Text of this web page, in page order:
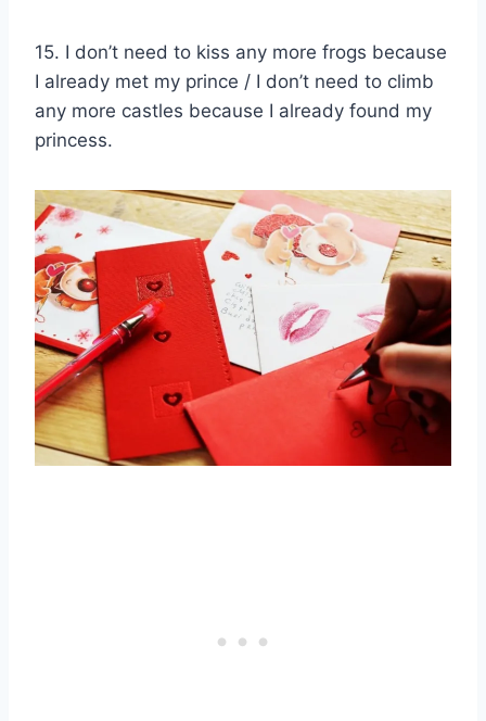
15. I don’t need to kiss any more frogs because
I already met my prince / I don’t need to climb
any more castles because I already found my
princess.